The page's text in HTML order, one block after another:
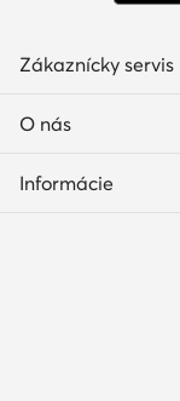
Zákaznícky servis
O nás
Informácie